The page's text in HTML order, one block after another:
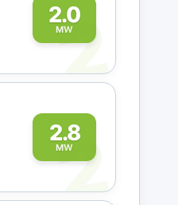
2.0
MW
2
2.8
MW
2